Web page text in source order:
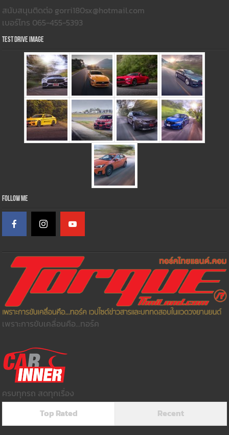
สนับสนุนติดต่อ gorri180sx@hotmail.com
เบอร์โทร 065-455-5393
Test Drive Image
Follow Me
เพราะการขับเคลื่อนคือ...ทอร์ค
ครบทุกรถ สดทุกเรื่อง
Top Rated
Recent